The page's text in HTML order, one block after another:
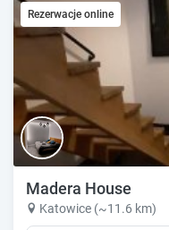
Rezerwacje online
Madera House
Katowice (~11.6 km)